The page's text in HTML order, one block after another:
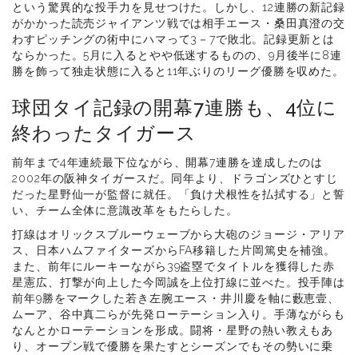
という驚異的な投手力を見せつけた。しかし、12連勝の新記録
がかかった読売ジャイアンツ戦では相手エース・桑田真澄の交
わすピッチングの術中にハマって3－7で敗北。記録更新とは
ならかった。5月に入るとやや低迷するものの、9月後半に8連
勝を飾って独走状態に入ると11年ぶりのリーグ優勝を収めた。
球団タイ記録の開幕7連勝も、4位に
終わったタイガース
前年まで4年連続最下位ながら、開幕7連勝を達成したのは
2002年の阪神タイガースだ。同年より、ドラゴンズひとすじ
だった星野仙一が監督に就任。「負け犬根性を払拭する」と誓
い、チーム全体に意識改革をもたらした。
打線はオリックスブルーウェーブから大砲のジョージ・アリア
ス、日本ハムファイターズからFA移籍した片岡篤史を補強。
また、前年にルーキーながら39盗塁でタイトルを獲得した赤
星憲広、打撃が向上した今岡誠を上位打線に並べた。投手陣は
前年9勝をマークした若き左腕エース・井川慶を軸に藪恵壹、
ムーア、谷中真二らが先発ローテーション入り。手薄ながらも
なんとかローテーションを形成。闘将・星野の熱い教えもあ
り、オープン戦で優勝を果たすとシーズンでもその勢いに乗